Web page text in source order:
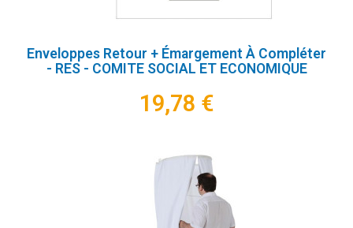
Enveloppes Retour + Émargement À Compléter
- RES - COMITE SOCIAL ET ECONOMIQUE
19,78 €